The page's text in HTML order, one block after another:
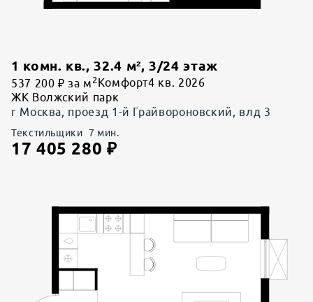
1 комн. кв., 32.4 м²,3/24 этаж
537 200 ₽ за м 2 Комфорт4 кв. 2026
ЖК Волжский парк
г Москва, проезд 1-й Грайвороновский, влд 3
Текстильщики 7 мин.
17 405 280 ₽